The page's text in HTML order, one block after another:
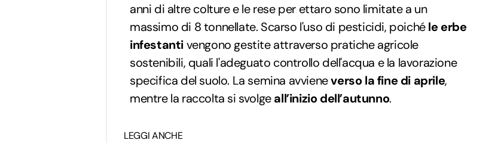
anni di altre colture e le rese per ettaro sono limitate a un
massimo di 8 tonnellate. Scarso l'uso di pesticidi, poichéle erbe
infestantivengono gestite attraverso pratiche agricole
sostenibili, quali l'adeguato controllo dell'acqua e la lavorazione
specifica del suolo. La semina avvieneverso la fine di aprile,
mentre la raccolta si svolgeall’inizio dell’autunno.
LEGGI ANCHE